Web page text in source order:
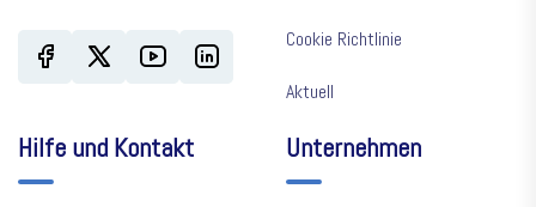
Cookie Richtlinie
Aktuell
Hilfe und Kontakt Unternehmen